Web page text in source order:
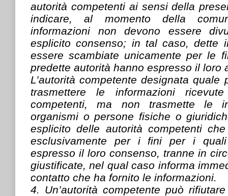
autorità competenti ai sensi della
indicare, al momento della
informazioni non devono essere
esplicito consenso; in tal caso, dette
essere scambiate unicamente per le
predette autorità hanno espresso il loro
L’autorità competente designata quale
trasmettere le informazioni
competenti, ma non trasmette le
organismi o persone fisiche o
esplicito delle autorità competenti
esclusivamente per i fini per i
espresso il loro consenso, tranne in
giustificate, nel qual caso informa
contatto che ha fornito le informazioni.
4. Un’autorità competente può